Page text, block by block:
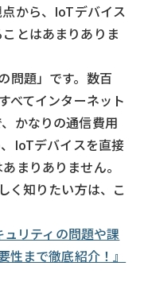
から、IoTデバイス
とはあまりありま
問題」です。数百
べてインターネット
かなりの通信費用
IoTデバイスを直接
まりありません。
く知りたい方は、こ
リティの問題や課
まで徹底紹介！』